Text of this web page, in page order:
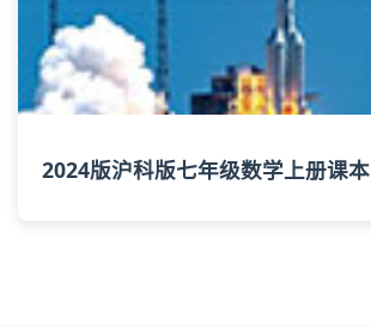
2024版沪科版七年级数学上册课本